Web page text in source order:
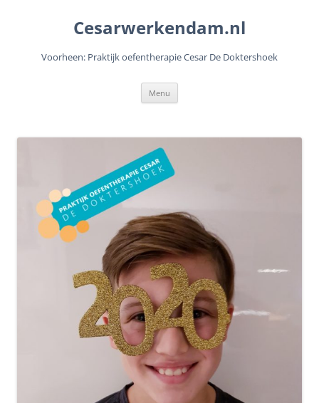
Cesarwerkendam.nl
Voorheen: Praktijk oefentherapie Cesar De Doktershoek
Menu